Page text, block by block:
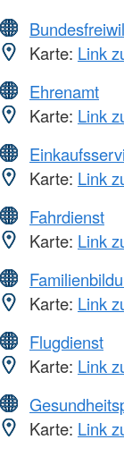
Karte: Link
Ehrenamt
Karte: Link
Karte: Link
Fahrdienst
Karte: Link
Karte: Link
Flugdienst
Karte: Link
Karte: Link